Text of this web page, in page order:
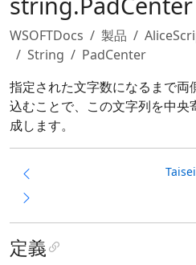
WSOFTDocs 製品
String
PadCenter
指定された文字数になるまで両
込むことで、この文字列を中
成します。
定義